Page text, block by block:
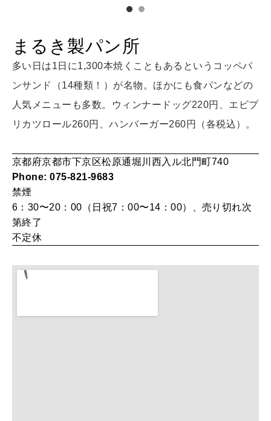
[12星座別] Monthly Love Holoscope
女神まり愛のタロットメッセージ
算命学がわかる今月のあなた
HEALTH
自分にやさしく
LEARN
MAMA
ママもいろいろ
まるき製パン所
多い日は1日に1,300本焼くこともあるというコッペパ
ンサンド（14種類！）が名物。ほかにも食パンなどの
人気メニューも多数。ウィンナードッグ220円、エビプ
リカツロール260円、ハンバーガー260円（各税込）。
京都府京都市下京区松原通堀川西入ル北門町740
Phone: 075-821-9683
禁煙
6：30〜20：00（日祝7：00〜14：00）、売り切れ次
第終了
不定休